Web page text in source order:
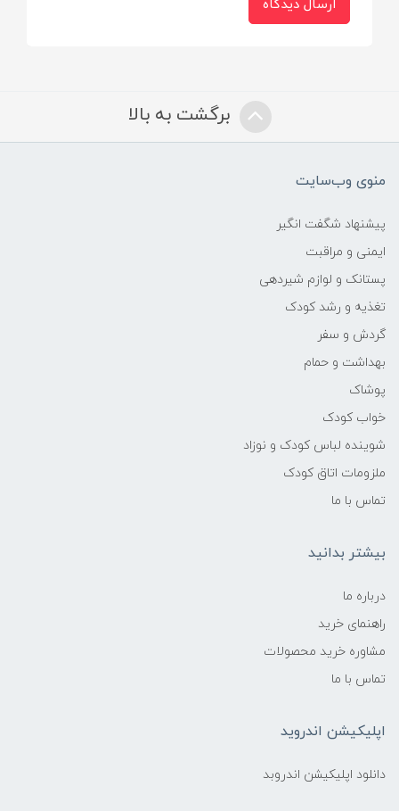
ارسال دیدگاه
برگشت به بالا
منوی وب‌سایت
پیشنهاد شگفت انگیر
ایمنی و مراقبت
پستانک و لوازم شیردهی
تغذیه و رشد کودک
گردش و سفر
بهداشت و حمام
پوشاک
خواب کودک
شوینده لباس کودک و نوزاد
ملزومات اتاق کودک
تماس با ما
بیشتر بدانید
درباره ما
راهنمای خرید
مشاوره خرید محصولات
تماس با ما
اپلیکیشن اندروید
دانلود اپلیکیشن اندروبد